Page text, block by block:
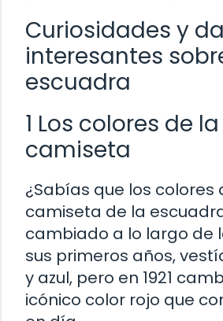
Curiosidades y
interesantes
escuadra
1 Los colores de la
camiseta
¿Sabías que los colores
camiseta de la
cambiado a lo largo de
sus primeros años,
y azul, pero en 1921
icónico color rojo que